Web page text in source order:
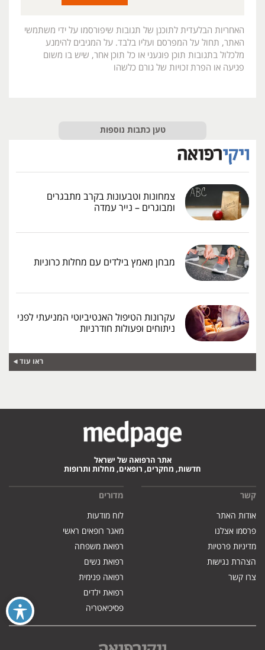
האחריות הבלעדית לתוכנן של תגובות שיפורסמו על ידי משתמשי
האתר, תחול על המפרסם ועליו בלבד. על המגיבים להימנע
מלכלול בתגובות תוכן פוגעני או כל תוכן אחר, שיש בו משום
פגיעה או הפרת זכויות של גורם כלשהו
טען כתבות נוספות
צמחונות וטבעונות בקרב מתבגרים
ומבוגרים – נייר עמדה
מבחן מאמץ בילדים עם מחלות כרוניות
עקרונות הטיפול האנטיביוטי המניעתי לפני
ניתוחים ופעולות חודרניות
ראו עוד
אתר הרפואה של ישראל
חדשות, מחקרים, רופאים, מחלות ותרופות
קשר
אודות האתר
פרסמו אצלנו
מדיניות פרטיות
הצהרת נגישות
צרו קשר
מדורים
לוח מודעות
מאגר רופאים ראשי
רפואת משפחה
רפואת נשים
רפואה פנימית
רפואת ילדים
פסיכיאטריה